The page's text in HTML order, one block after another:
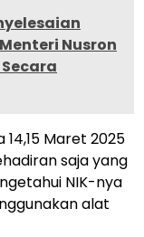
Nusron
Maret 2025
saja yang
NIK-nya
alat